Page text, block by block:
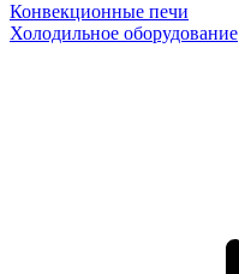
Конвекционные печи
Холодильное оборудование